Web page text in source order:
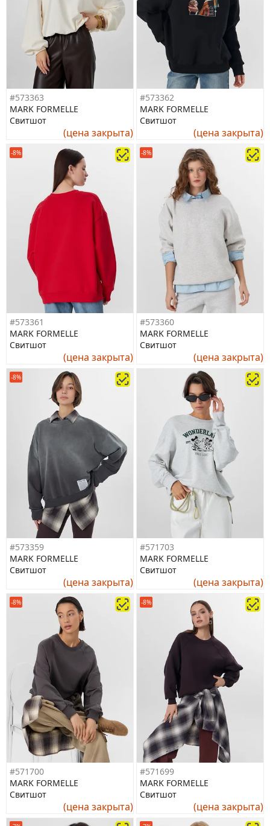
#573363
MARK FORMELLE
Свитшот
(цена закрыта)
#573362
MARK FORMELLE
Свитшот
(цена закрыта)
-8%
#573361
MARK FORMELLE
Свитшот
(цена закрыта)
-8%
#573360
MARK FORMELLE
Свитшот
(цена закрыта)
-8%
#573359
MARK FORMELLE
Свитшот
(цена закрыта)
#571703
MARK FORMELLE
Свитшот
(цена закрыта)
-8%
#571700
MARK FORMELLE
Свитшот
(цена закрыта)
-8%
#571699
MARK FORMELLE
Свитшот
(цена закрыта)